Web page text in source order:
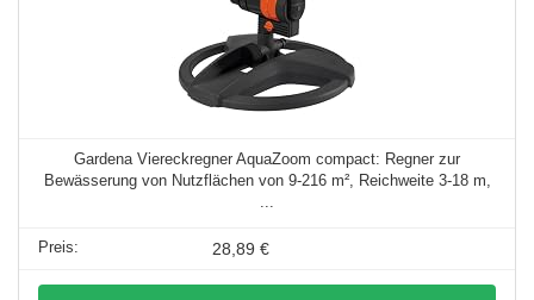
Gardena Viereckregner AquaZoom compact: Regner zur
Bewässerung von Nutzflächen von 9-216 m², Reichweite 3-18 m,
28,89 €